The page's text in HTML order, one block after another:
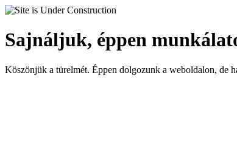
Sajnáljuk, éppen
Köszönjük a türelmét. Éppen dolgozunk a weboldalon, de